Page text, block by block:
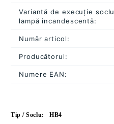
Variantă de execuție soclu
lampă incandescentă:
Număr articol:
Producătorul:
Numere EAN:
Tip / Soclu: HB4